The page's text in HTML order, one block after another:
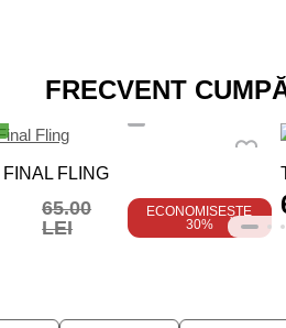
FRECVENT
FLING
65.00
LEI
ECONOMISEȘTE
30%